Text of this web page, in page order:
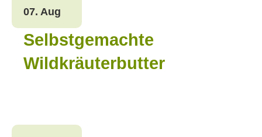
Selbstgemachte
Wildkräuterbutter
07. Aug